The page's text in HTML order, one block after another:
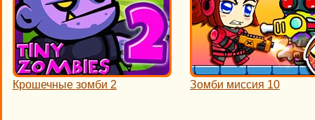
Крошечные зомби 2 Зомби миссия 10